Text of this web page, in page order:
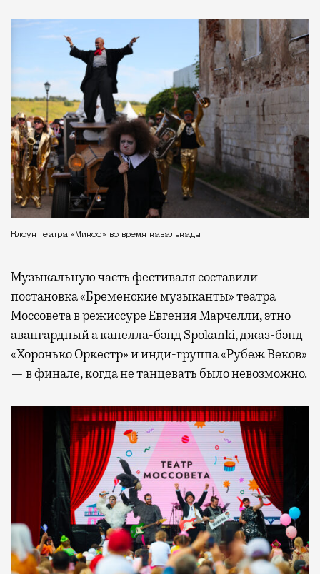
Клоун театра «Микос» во время кавалькады
Музыкальную часть фестиваля составили
постановка «Бременские музыканты» театра
Моссовета в режиссуре Евгения Марчелли, этно-
авангардный а капелла-бэнд Spokanki, джаз-бэнд
«Хоронько Оркестр» и инди-группа «Рубеж Веков»
— в финале, когда не танцевать было невозможно.